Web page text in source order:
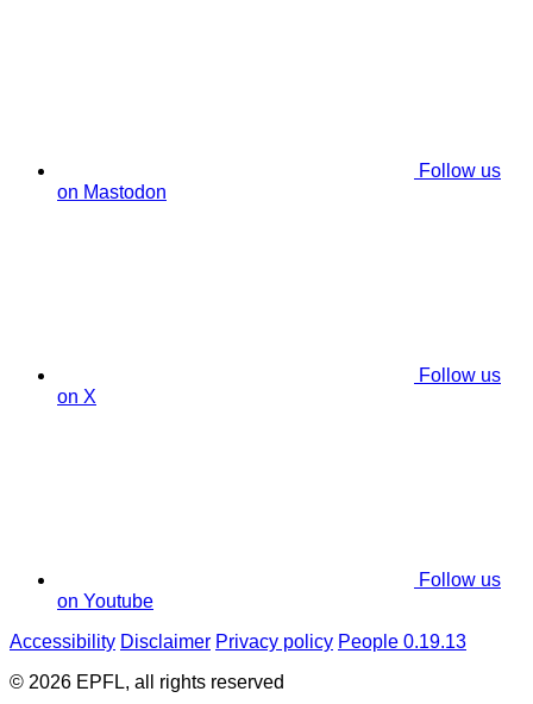
Follow us
on Mastodon
Follow us
on X
Follow us
on Youtube
Accessibility Disclaimer Privacy policy People 0.19.13
© 2026 EPFL, all rights reserved